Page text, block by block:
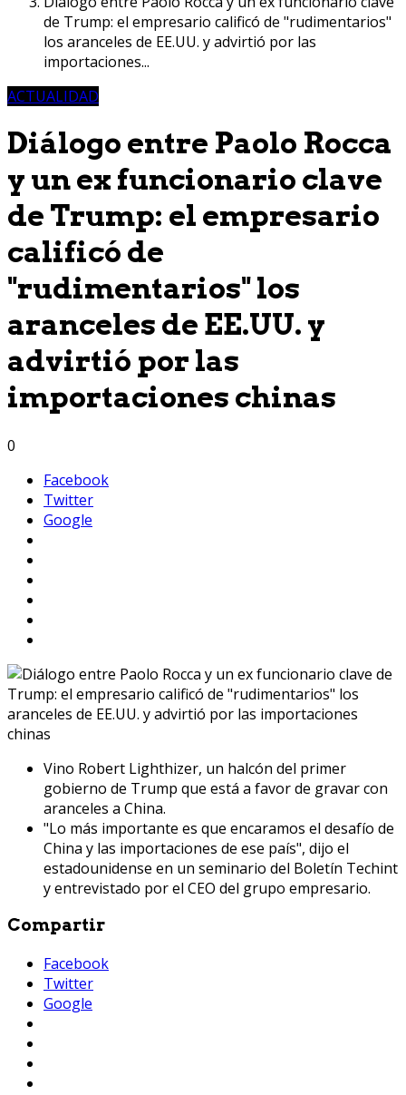
de Trump: el empresario calificó de "rudimentarios"
los aranceles de EE.UU. y advirtió por las
importaciones...
ACTUALIDAD
Diálogo entre Paolo Rocca
y un ex funcionario clave
de Trump: el empresario
calificó de
"rudimentarios" los
aranceles de EE.UU. y
advirtió por las
importaciones chinas
0
Facebook
Twitter
Google
Vino Robert Lighthizer, un halcón del primer
gobierno de Trump que está a favor de gravar con
aranceles a China.
"Lo más importante es que encaramos el desafío de
China y las importaciones de ese país", dijo el
estadounidense en un seminario del Boletín Techint
y entrevistado por el CEO del grupo empresario.
Compartir
Facebook
Twitter
Google